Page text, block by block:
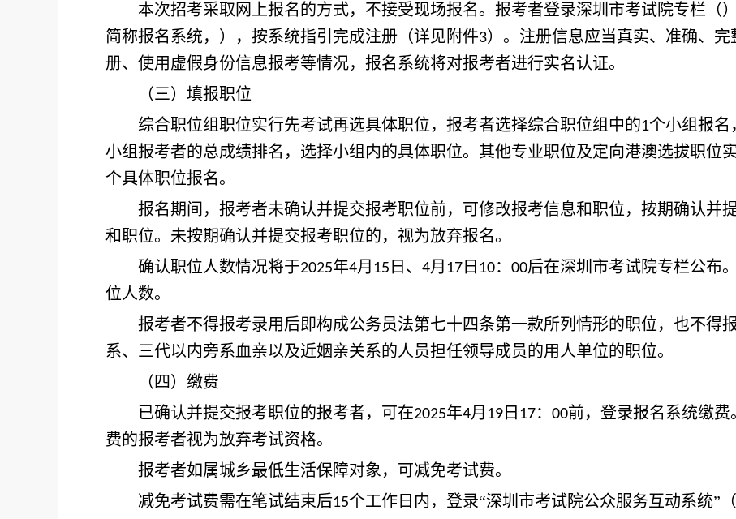
本次招考采取网上报名的方式，不接受现场报名。报考者登录深圳市考试院专栏（
简称报名系统， ），按系统指引完成注册（详见附件3）。注册信息应当真实、准确、
册、使用虚假身份信息报考等情况，报名系统将对报考者进行实名认证。
（三）填报职位
综合职位组职位实行先考试再选具体职位，报考者选择综合职位组中的1个小组报名
小组报考者的总成绩排名，选择小组内的具体职位。其他专业职位及定向港澳选拔职位
个具体职位报名。
报名期间，报考者未确认并提交报考职位前，可修改报考信息和职位，按期确认并
和职位。未按期确认并提交报考职位的，视为放弃报名。
确认职位人数情况将于2025年4月 15 日、 4月 17 日 10： 00后在深圳市考试院专栏公布
位人数。
报考者不得报考录用后即构成公务员法第七十四条第一款所列情形的职位，也不得
系、三代以内旁系血亲以及近姻亲关系的人员担任领导成员的用人单位的职位。
（四）缴费
已确认并提交报考职位的报考者，可在2025年4月 19 日 17： 00前，登录报名系统缴费
费的报考者视为放弃考试资格。
报考者如属城乡最低生活保障对象，可减免考试费。
减免考试费需在笔试结束后15个工作日内，登录“深圳市考试院公众服务互动系统”（